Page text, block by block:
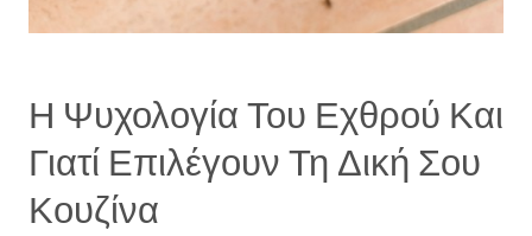
Η Ψυχολογία Του Εχθρού Και
Γιατί Επιλέγουν Τη Δική Σου
Κουζίνα